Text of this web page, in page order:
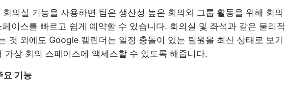
의실 기능을 사용하면 팀은 생산성 높은 회의와 그룹 활동을 위해 회의
이스를 빠르고 쉽게 예약할 수 있습니다. 회의실 및 좌석과 같은 물리적
것 외에도 Google 캘린더는 일정 충돌이 있는 팀원을 최신 상태로 보기
가상 회의 스페이스에 액세스할 수 있도록 해줍니다.
요 기능